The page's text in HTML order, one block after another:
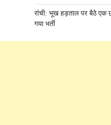
रांची: भूख हड़ताल पर बैठे एक
गया भर्ती